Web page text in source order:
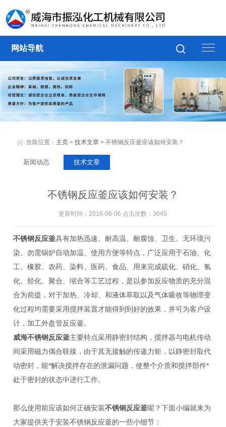
网站导航
当前位置： 主页 >技术文章 > 不锈钢反应釜应该如何安装？
新闻动态 技术文章
不锈钢反应釜应该如何安装？
更新时间：2016-06-06 点击次数：3645
不锈钢反应釜具有加热迅速、耐高温、耐腐蚀、卫生、无环境污
染、勿需锅炉自动加温、使用方便等特点，广泛应用于石油、化
工、橡胶、农药、染料、医药、食品、用来完成硫化、硝化、氢
化、烃化、聚合、缩合等工艺过程，是以参加反应物质的充分混
合为前提，对于加热、冷却、和液体萃取以及气体吸收等物理变
化过程均需要采用搅拌装置才能得到到好的效果，并可为客户设
计，加工外盘管反应釜。
威海不锈钢反应釜主要特点采用静密封结构，搅拌器与电机传动
间采用磁力偶合联接，由于其无接触的传递力矩，以静密封取代
动密封，能*解决搅拌存在的泄漏问题，使整个介质和搅拌部件*
处于密封的状态中进行工作。
那么使用前应该如何正确安装不锈钢反应釜呢？下面小编就来为
大家提供关于安装不锈钢反应釜的一些小细节：